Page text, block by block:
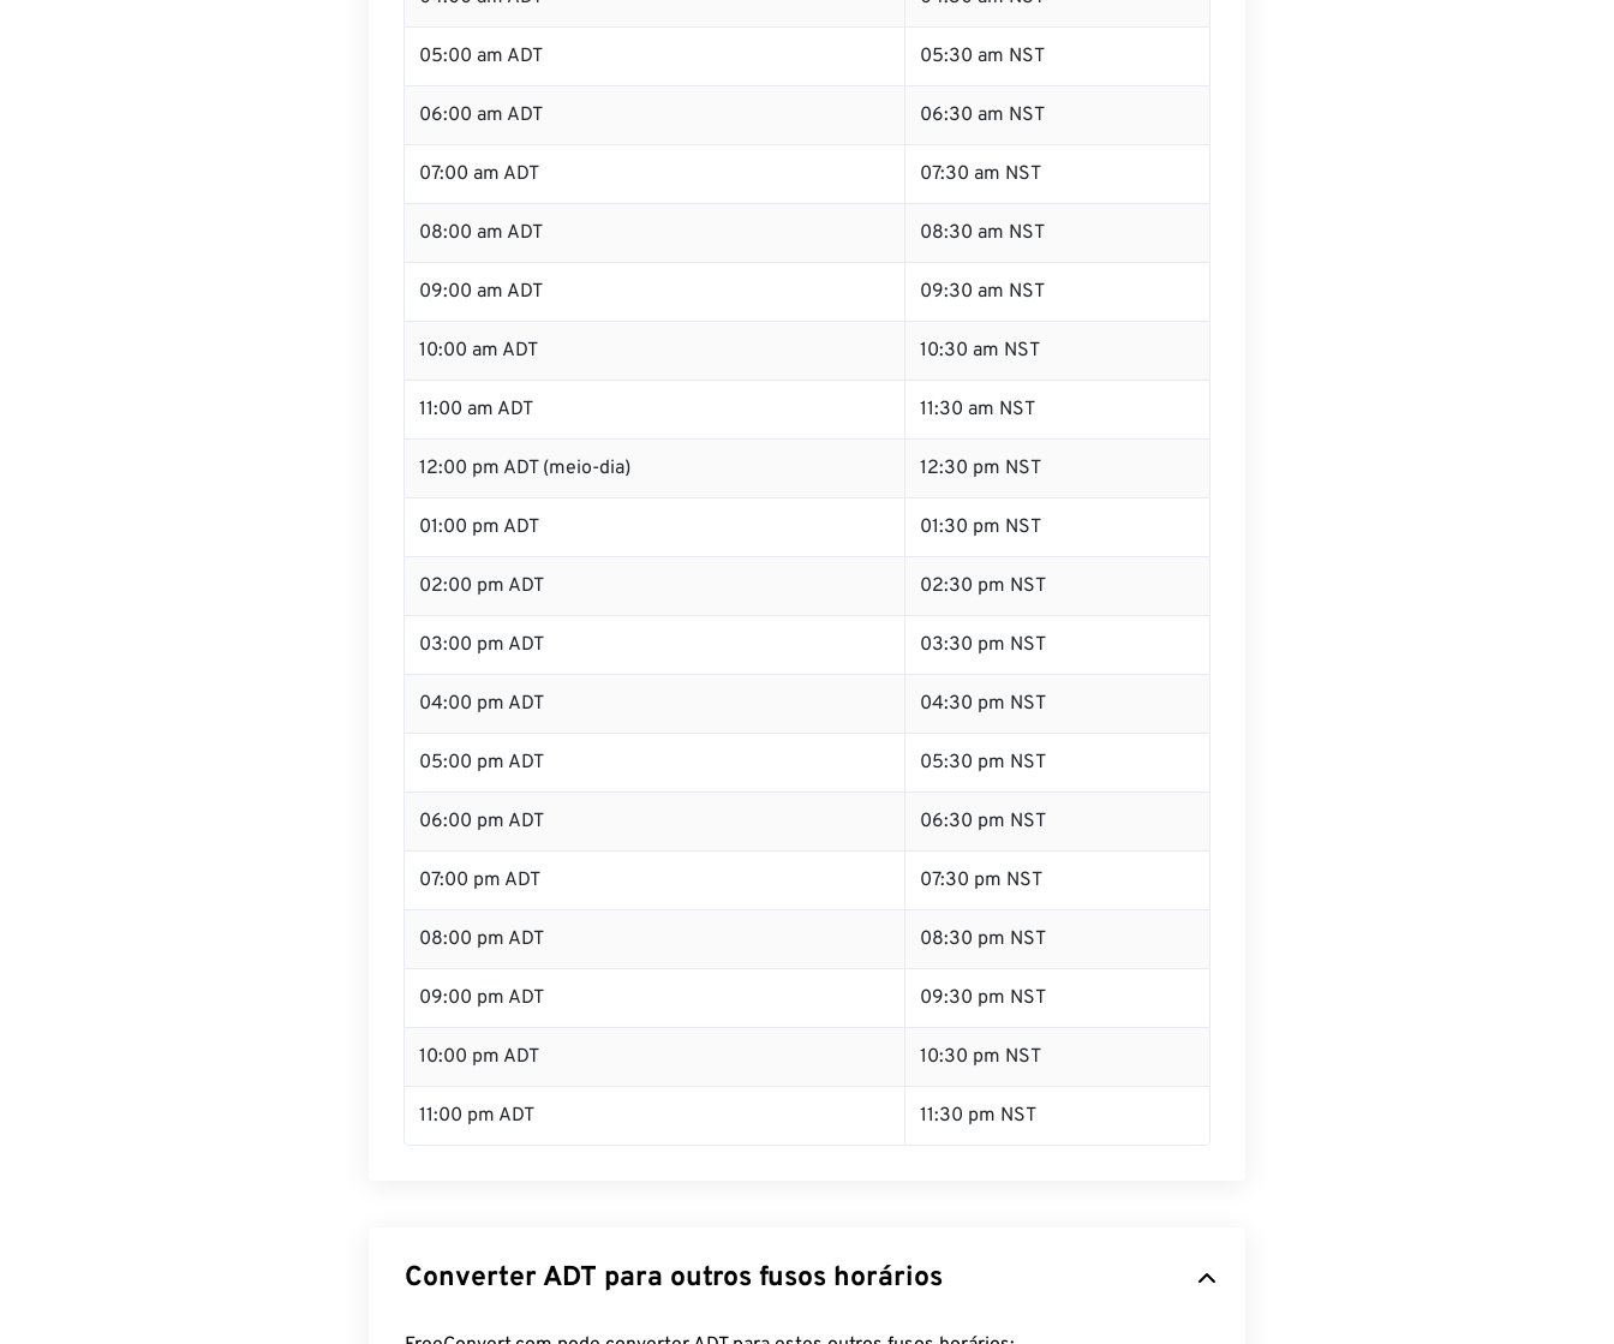
05:00 am ADT 05:30 am NST
06:00 am ADT 06:30 am NST
07:00 am ADT 07:30 am NST
08:00 am ADT 08:30 am NST
09:00 am ADT 09:30 am NST
10:00 am ADT 10:30 am NST
11:00 am ADT 11:30 am NST
12:00 pm ADT (meio-dia) 12:30 pm NST
01:00 pm ADT 01:30 pm NST
02:00 pm ADT 02:30 pm NST
03:00 pm ADT 03:30 pm NST
04:00 pm ADT 04:30 pm NST
05:00 pm ADT 05:30 pm NST
06:00 pm ADT 06:30 pm NST
07:00 pm ADT 07:30 pm NST
08:00 pm ADT 08:30 pm NST
09:00 pm ADT 09:30 pm NST
10:00 pm ADT 10:30 pm NST
11:00 pm ADT 11:30 pm NST
Converter ADT para outros fusos horários